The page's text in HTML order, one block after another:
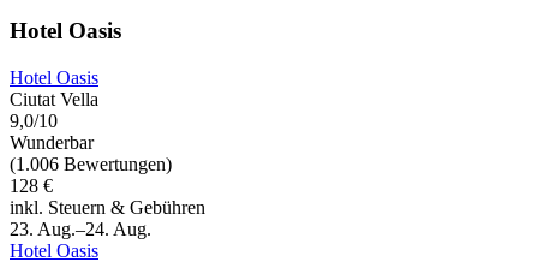
Hotel Oasis
Hotel Oasis
Ciutat Vella
9,0/10
Wunderbar
(1.006 Bewertungen)
128 €
inkl. Steuern & Gebühren
23. Aug.–24. Aug.
Hotel Oasis